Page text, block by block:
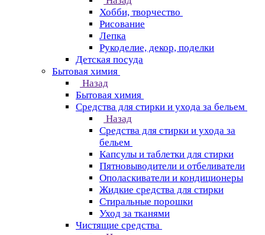
Хобби, творчество
Рисование
Лепка
Рукоделие, декор, поделки
Детская посуда
Бытовая химия
Назад
Бытовая химия
Средства для стирки и ухода за бельем
Назад
Средства для стирки и ухода за
бельем
Капсулы и таблетки для стирки
Пятновыводители и отбеливатели
Ополаскиватели и кондиционеры
Жидкие средства для стирки
Стиральные порошки
Уход за тканями
Чистящие средства